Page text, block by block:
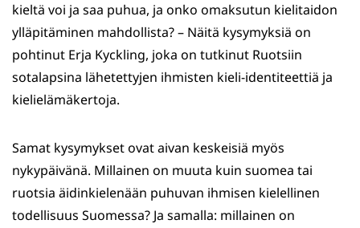
kieltä voi ja saa puhua, ja onko omaksutun kielitaidon
ylläpitäminen mahdollista? – Näitä kysymyksiä on
pohtinut Erja Kyckling, joka on tutkinut Ruotsiin
sotalapsina lähetettyjen ihmisten kieli-identiteettiä ja
kielielämäkertoja.
Samat kysymykset ovat aivan keskeisiä myös
nykypäivänä. Millainen on muuta kuin suomea tai
ruotsia äidinkielenään puhuvan ihmisen kielellinen
todellisuus Suomessa? Ja samalla: millainen on